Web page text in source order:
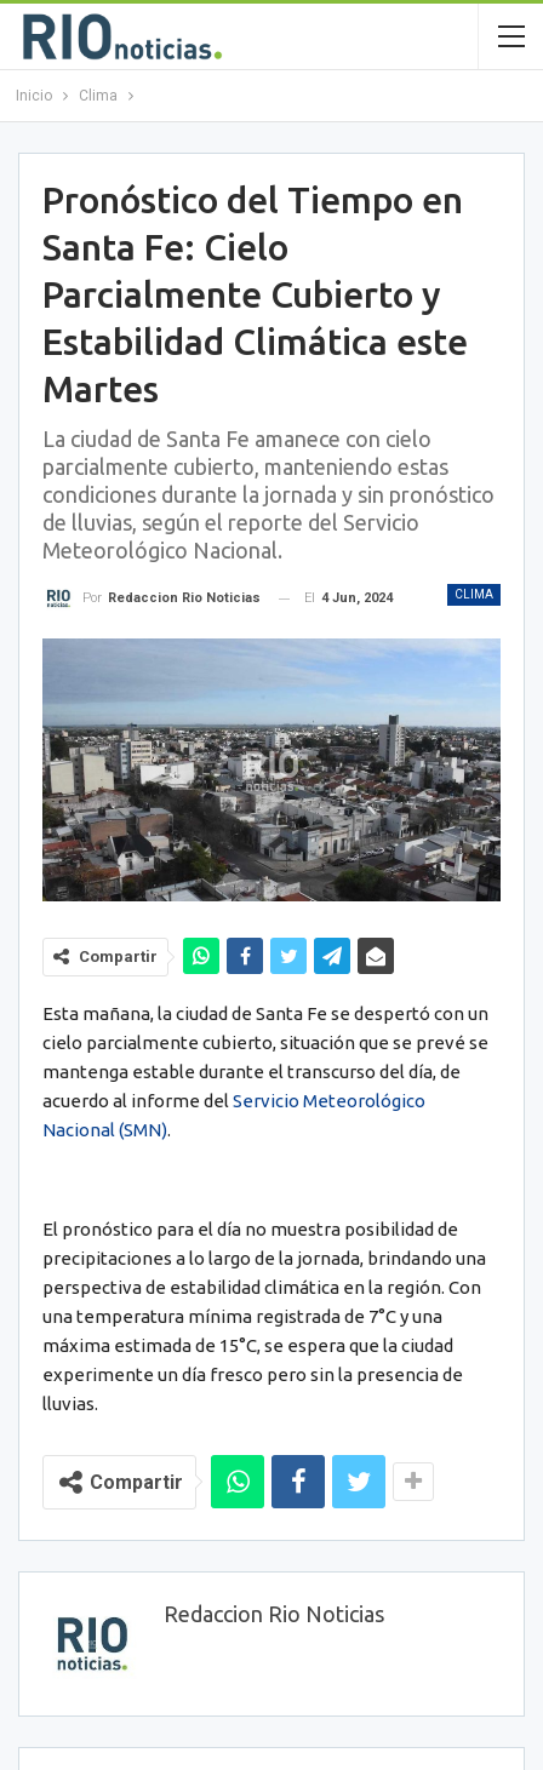
Inicio Clima
Pronóstico del Tiempo en
Santa Fe: Cielo
Parcialmente Cubierto y
Estabilidad Climática este
Martes
La ciudad de Santa Fe amanece con cielo
parcialmente cubierto, manteniendo estas
condiciones durante la jornada y sin pronóstico
de lluvias, según el reporte del Servicio
Meteorológico Nacional.
CLIMA
Por Redaccion Rio Noticias El 4 Jun, 2024
Compartir
Esta mañana, la ciudad de Santa Fe se despertó con un
cielo parcialmente cubierto, situación que se prevé se
mantenga estable durante el transcurso del día, de
acuerdo al informe del Servicio Meteorológico
Nacional (SMN).
El pronóstico para el día no muestra posibilidad de
precipitaciones a lo largo de la jornada, brindando una
perspectiva de estabilidad climática en la región. Con
una temperatura mínima registrada de 7°C y una
máxima estimada de 15°C, se espera que la ciudad
experimente un día fresco pero sin la presencia de
lluvias.
Compartir
Redaccion Rio Noticias